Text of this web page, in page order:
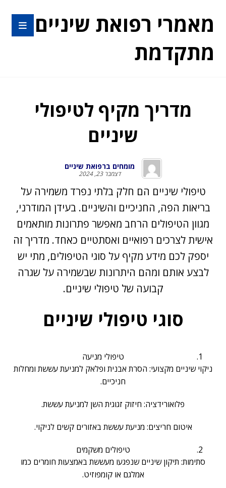
מאמרי רפואת שיניים
מתקדמת
מדריך מקיף לטיפולי
שיניים
מומחים ברפואת שיניים
דצמבר 23, 2024
טיפולי שיניים הם חלק בלתי נפרד משמירה על
בריאות הפה, החניכיים והשיניים. בעידן המודרני,
מגוון הטיפולים הרחב מאפשר פתרונות מותאמים
אישית לצרכים רפואיים ואסתטיים כאחד. מדריך זה
יספק לכם מידע מקיף על סוגי הטיפולים, מתי יש
לבצע אותם ומהם היתרונות שבשמירה על שגרה
קבועה של טיפולי שיניים.
סוגי טיפולי שיניים
טיפולי מניעה
ניקוי שיניים מקצועי: הסרת אבנית ופלאק למניעת עששת ומחלות
חניכיים.
פלואורידציה: חיזוק זגוגית השן למניעת עששת.
איטום חריצים: מניעת עששת באזורים קשים לניקוי.
טיפולים משקמים
סתימות: תיקון שיניים שנפגעו מעששת באמצעות חומרים כמו
אמלגם או קומפוזיט.